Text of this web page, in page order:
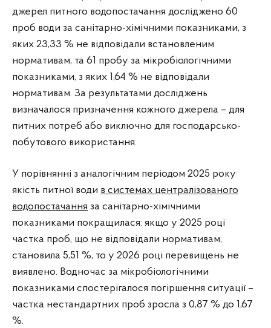
джерел питного водопостачання досліджено 60
проб води за санітарно-хімічними показниками, з
яких 23,33 % не відповідали встановленим
нормативам, та 61 пробу за мікробіологічними
показниками, з яких 1,64 % не відповідали
нормативам. За результатами досліджень
визначалося призначення кожного джерела – для
питних потреб або виключно для господарсько-
побутового використання.
У порівнянні з аналогічним періодом 2025 року
якість питної води в системах централізованого
водопостачання за санітарно-хімічними
показниками покращилася: якщо у 2025 році
частка проб, що не відповідали нормативам,
становила 5,51 %, то у 2026 році перевищень не
виявлено. Водночас за мікробіологічними
показниками спостерігалося погіршення ситуації –
частка нестандартних проб зросла з 0,87 % до 1,67
%.